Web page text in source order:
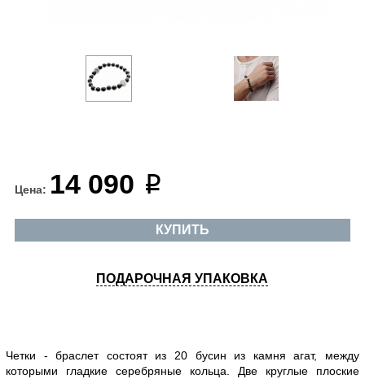
Цена: 14 090
КУПИТЬ
ПОДАРОЧНАЯ УПАКОВКА
Четки - браслет состоят из 20 бусин из камня агат, между
которыми гладкие серебряные кольца. Две круглые плоские